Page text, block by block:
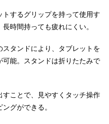
トするグリップを持って使用す
時間持っても疲れにくい。
スタンドにより、タブレットを
能。スタンドは折りたたみで
すことで、見やすくタッチ操作
グができる。